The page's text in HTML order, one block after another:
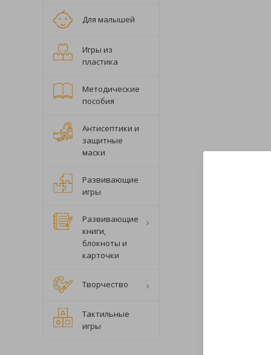
Для малышей
Игры из
пластика
Методические
пособия
Антисептики и
защитные
маски
Развивающие
игры
Развивающие
книги,
блокноты и
карточки
Творчество
Тактильные
игры